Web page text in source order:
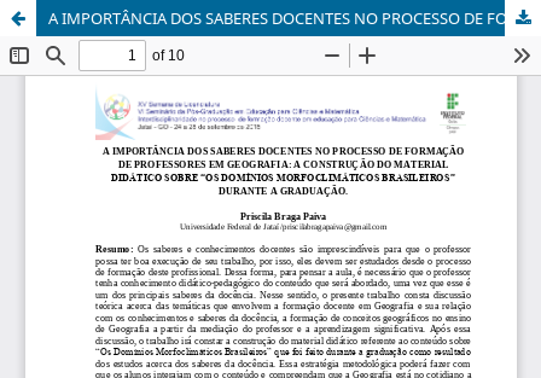
A IMPORTÂNCIA DOS SABERES DOCENTES NO PROCESSO DE FORMAÇÃO DE PROFESSORES EM GEOGRAFIA: A CONSTRUÇÃO DO MATERIAL DIDÁTICO SOBRE “OS DOMÍNIOS MORFOCLIMÁTICOS BRASILEIROS” DURANTE A GRADUAÇÃO.